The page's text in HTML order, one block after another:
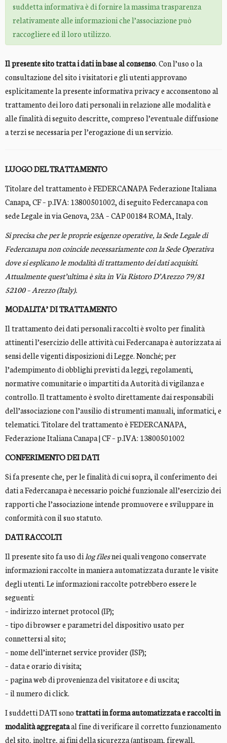
suddetta informativa è di fornire la massima trasparenza
relativamente alle informazioni che l’associazione può
raccogliere ed il loro utilizzo.
Il presente sito tratta i dati in base al consenso. Con l’uso o la
consultazione del sito i visitatori e gli utenti approvano
esplicitamente la presente informativa privacy e acconsentono al
trattamento dei loro dati personali in relazione alle modalità e
alle finalità di seguito descritte, compreso l’eventuale diffusione
a terzi se necessaria per l’erogazione di un servizio.
LUOGO DEL TRATTAMENTO
Titolare del trattamento è FEDERCANAPA Federazione Italiana
Canapa, CF – p.IVA: 13800501002, di seguito Federcanapa con
sede Legale in via Genova, 23A – CAP 00184 ROMA, Italy.
Si precisa che per le proprie esigenze operative, la Sede Legale di
Federcanapa non coincide necessariamente con la Sede Operativa
dove si esplicano le modalità di trattamento dei dati acquisiti.
Attualmente quest’ultima è sita in Via Ristoro D’Arezzo 79/81
52100 – Arezzo (Italy).
MODALITA’ DI TRATTAMENTO
Il trattamento dei dati personali raccolti è svolto per finalità
attinenti l’esercizio delle attività cui Federcanapa è autorizzata ai
sensi delle vigenti disposizioni di Legge. Nonché; per
l’adempimento di obblighi previsti da leggi, regolamenti,
normative comunitarie o impartiti da Autorità di vigilanza e
controllo. Il trattamento è svolto direttamente dai responsabili
dell’associazione con l’ausilio di strumenti manuali, informatici, e
telematici. Titolare del trattamento è FEDERCANAPA,
Federazione Italiana Canapa | CF – p.IVA: 13800501002
CONFERIMENTO DEI DATI
Si fa presente che, per le finalità di cui sopra, il conferimento dei
dati a Federcanapa è necessario poiché funzionale all’esercizio dei
rapporti che l’associazione intende promuovere e sviluppare in
conformità con il suo statuto.
DATI RACCOLTI
Il presente sito fa uso dilog filesnei quali vengono conservate
informazioni raccolte in maniera automatizzata durante le visite
degli utenti. Le informazioni raccolte potrebbero essere le
seguenti:
– indirizzo internet protocol (IP);
– tipo di browser e parametri del dispositivo usato per
connettersi al sito;
– nome dell’internet service provider (ISP);
– data e orario di visita;
– pagina web di provenienza del visitatore e di uscita;
– il numero di click.
I suddetti DATI sonotrattati in forma automatizzata e raccolti in
modalità aggregataal fine di verificare il corretto funzionamento
del sito, inoltre, ai fini della sicurezza (antispam, firewall,